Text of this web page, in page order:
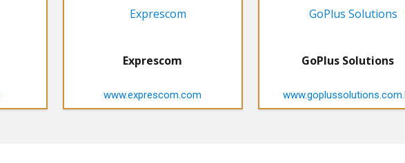
Exprescom
www.exprescom.com
GoPlus Solutions